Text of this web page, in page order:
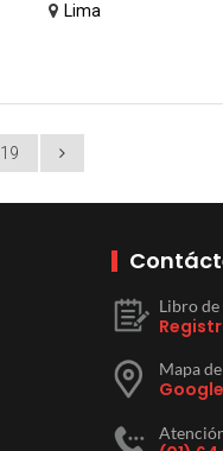
Lima
19
Libro
Mapa